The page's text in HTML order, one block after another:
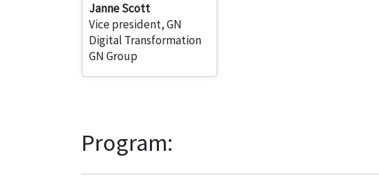
Janne Scott
Vice president, GN
Digital Transformation
GN Group
Program: